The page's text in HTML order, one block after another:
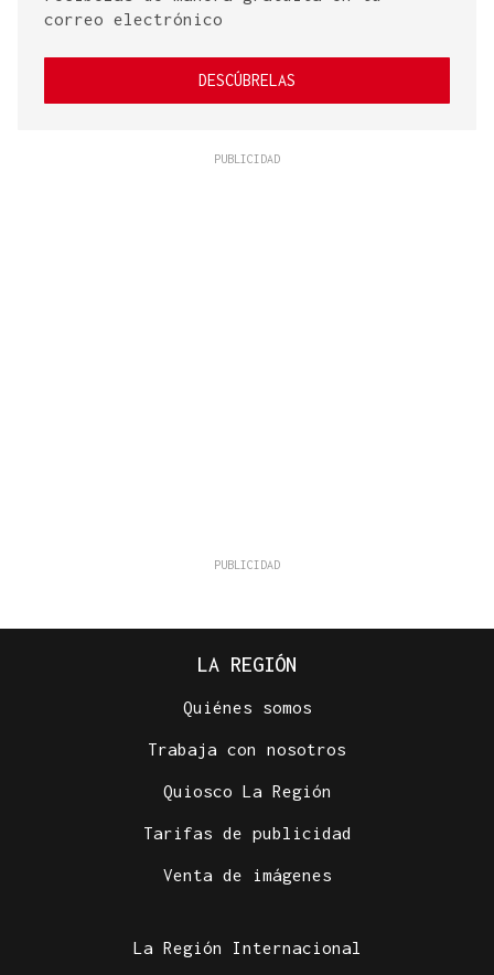
correo electrónico
DESCÚBRELAS
LA REGIÓN
Quiénes somos
Trabaja con nosotros
Quiosco La Región
Tarifas de publicidad
Venta de imágenes
La Región Internacional